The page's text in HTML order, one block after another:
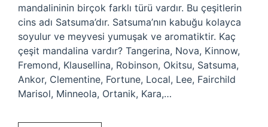
mandalininin birçok farklı türü vardır. Bu çeşitlerin
cins adı Satsuma’dır. Satsuma’nın kabuğu kolayca
soyulur ve meyvesi yumuşak ve aromatiktir. Kaç
çeşit mandalina vardır? Tangerina, Nova, Kinnow,
Fremond, Klausellina, Robinson, Okitsu, Satsuma,
Ankor, Clementine, Fortune, Local, Lee, Fairchild
Marisol, Minneola, Ortanik, Kara,…